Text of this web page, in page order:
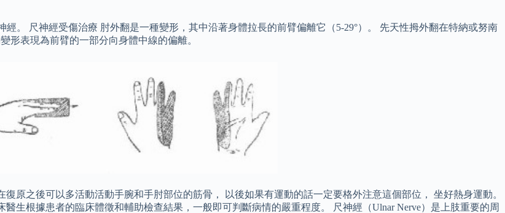
。 尺神經受傷治療 肘外翻是一種變形，其中沿著身體拉長的前臂偏離它（5-29°）。 先天性拇外翻在特納或努南
形表現為前臂的一部分向身體中線的偏離。
原之後可以多活動活動手腕和手肘部位的筋骨， 以後如果有運動的話一定要格外注意這個部位， 坐好熱身運動。
生根據患者的臨床體徵和輔助檢查結果，一般即可判斷病情的嚴重程度。 尺神經（Ulnar Nerve）是上肢重要的周